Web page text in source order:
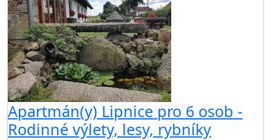
Apartmán(y) Lipnice pro 6 osob -
Rodinné výlety, lesy, rybníky